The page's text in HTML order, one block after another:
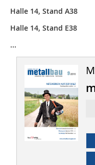
Halle 14, Stand A38
Halle 14, Stand E38
...